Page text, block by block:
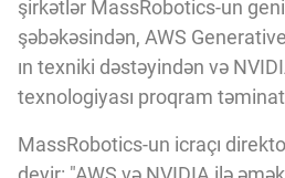
Gələcəyin Təhlili
Podkastlar
şirkətlər MassRobotics-un
şəbəkəsindən, AWS
ın texniki dəstəyindən və
texnologiyası proqram
MassRobotics-un icraçı